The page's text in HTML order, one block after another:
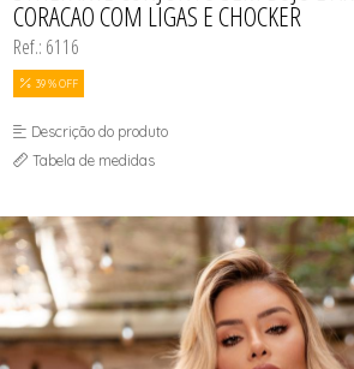
CORACAO COM LIGAS E CHOCKER
Ref.: 6116
39 % OFF
Descrição do produto
Tabela de medidas